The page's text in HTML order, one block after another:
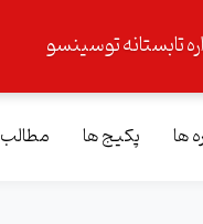
تابستانه توسینسو
ها پکیج ها مطالب